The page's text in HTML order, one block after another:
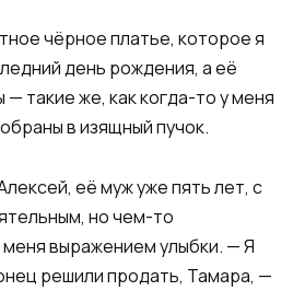
чёрное платье, которое я
день рождения, а её
такие же, как когда-то у меня
в изящный пучок.
её муж уже пять лет, с
но чем-то
выражением улыбки. — Я
решили продать, Тамара, —